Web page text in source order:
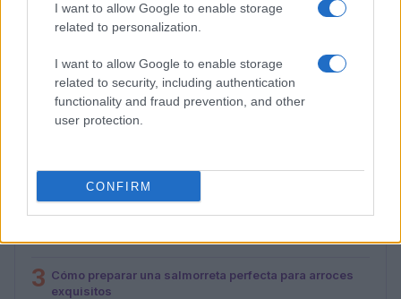
I want to allow Google to enable storage
related to personalization.
I want to allow Google to enable storage
related to security, including authentication
functionality and fraud prevention, and other
user protection.
CONFIRM
Cómo preparar una salmorreta perfecta para arroces
María Vázquez · 1 Ago 2026
Cinco destinos gastronómicos para disfrutar del
2
3 Cómo preparar una salmorreta perfecta para arroces
exquisitos